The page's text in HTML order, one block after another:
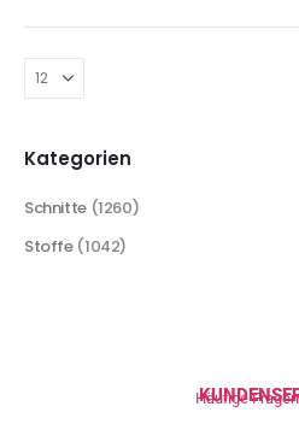
Kategorien
Schnitte (1260)
Stoffe (1042)
Häufige